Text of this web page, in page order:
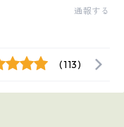
通報する
(113)